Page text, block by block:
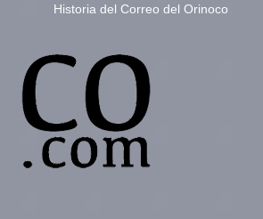
Historia del Correo del Orinoco